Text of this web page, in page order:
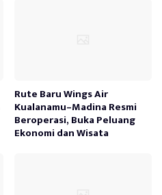
Rute Baru Wings Air
Kualanamu–Madina Resmi
Beroperasi, Buka Peluang
Ekonomi dan Wisata